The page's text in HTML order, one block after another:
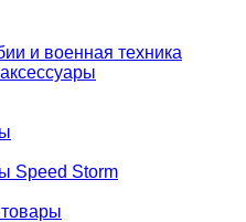
и военная техника
Speed Storm